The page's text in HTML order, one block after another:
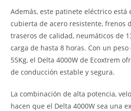
Además, este patinete eléctrico está
cubierta de acero resistente, frenos
traseros de calidad, neumáticos de
carga de hasta 8 horas. Con un peso
55Kg, el Delta 4000W de Ecoxtrem
de conducción estable y segura.
La combinación de alta potencia,
hacen que el Delta 4000W sea una